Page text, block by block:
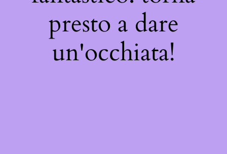
presto a dare
un'occhiata!